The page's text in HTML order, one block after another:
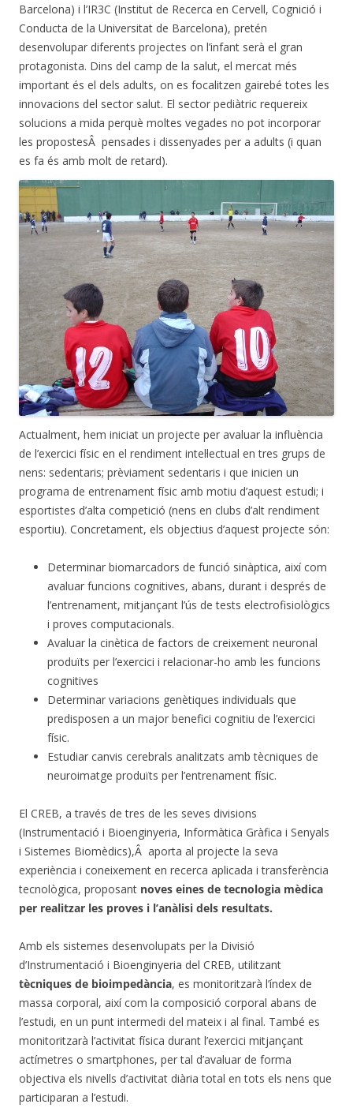
Barcelona) i l’IR3C (Institut de Recerca en Cervell, Cognició i
Conducta de la Universitat de Barcelona), pretén
desenvolupar diferents projectes on l’infant serà el gran
protagonista. Dins del camp de la salut, el mercat més
important és el dels adults, on es focalitzen gairebé totes les
innovacions del sector salut. El sector pediàtric requereix
solucions a mida perquè moltes vegades no pot incorporar
les propostesÂ pensades i dissenyades per a adults (i quan
es fa és amb molt de retard).
Actualment, hem iniciat un projecte per avaluar la influència
de l’exercici físic en el rendiment intel·lectual en tres grups de
nens: sedentaris; prèviament sedentaris i que inicien un
programa de entrenament físic amb motiu d’aquest estudi; i
esportistes d’alta competició (nens en clubs d’alt rendiment
esportiu). Concretament, els objectius d’aquest projecte són:
Determinar biomarcadors de funció sinàptica, així com
avaluar funcions cognitives, abans, durant i després de
l’entrenament, mitjançant l’ús de tests electrofisiològics
i proves computacionals.
Avaluar la cinètica de factors de creixement neuronal
produïts per l’exercici i relacionar-ho amb les funcions
cognitives
Determinar variacions genètiques individuals que
predisposen a un major benefici cognitiu de l’exercici
físic.
Estudiar canvis cerebrals analitzats amb tècniques de
neuroimatge produïts per l’entrenament físic.
El CREB, a través de tres de les seves divisions
(Instrumentació i Bioenginyeria, Informàtica Gràfica i Senyals
i Sistemes Biomèdics),Â aporta al projecte la seva
experiència i coneixement en recerca aplicada i transferència
tecnològica, proposant noves eines de tecnologia mèdica
per realitzar les proves i l’anàlisi dels resultats.
Amb els sistemes desenvolupats per la Divisió
d’Instrumentació i Bioenginyeria del CREB, utilitzant
tècniques de bioimpedància, es monitoritzarà l’índex de
massa corporal, així com la composició corporal abans de
l’estudi, en un punt intermedi del mateix i al final. També es
monitoritzarà l’activitat física durant l’exercici mitjançant
actímetres o smartphones, per tal d’avaluar de forma
objectiva els nivells d’activitat diària total en tots els nens que
participaran a l’estudi.